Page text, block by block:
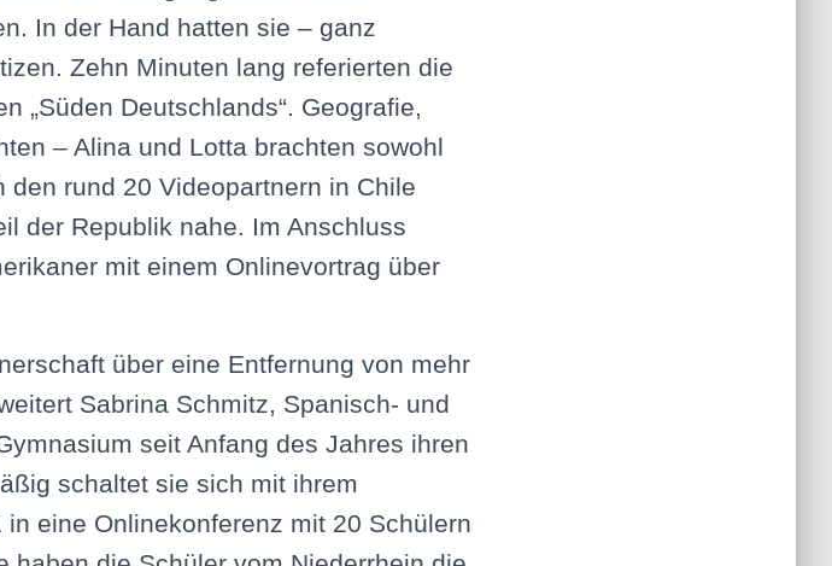
In der Hand hatten sie – ganz
Zehn Minuten lang referierten die
„Süden Deutschlands“. Geografie,
– Alina und Lotta brachten sowohl
rund 20 Videopartnern in Chile
der Republik nahe. Im Anschluss
mit einem Onlinevortrag über
über eine Entfernung von mehr
Sabrina Schmitz, Spanisch- und
seit Anfang des Jahres ihren
schaltet sie sich mit ihrem
eine Onlinekonferenz mit 20 Schülern